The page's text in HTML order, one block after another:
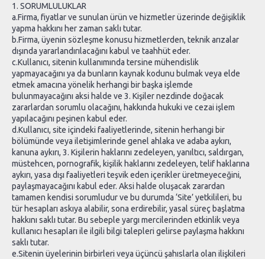
1. SORUMLULUKLAR
a.Firma, fiyatlar ve sunulan ürün ve hizmetler üzerinde değişiklik
yapma hakkını her zaman saklı tutar.
b.Firma, üyenin sözleşme konusu hizmetlerden, teknik arızalar
dışında yararlandırılacağını kabul ve taahhüt eder.
c.Kullanıcı, sitenin kullanımında tersine mühendislik
yapmayacağını ya da bunların kaynak kodunu bulmak veya elde
etmek amacına yönelik herhangi bir başka işlemde
bulunmayacağını aksi halde ve 3. Kişiler nezdinde doğacak
zararlardan sorumlu olacağını, hakkında hukuki ve cezai işlem
yapılacağını peşinen kabul eder.
d.Kullanıcı, site içindeki faaliyetlerinde, sitenin herhangi bir
bölümünde veya iletişimlerinde genel ahlaka ve adaba aykırı,
kanuna aykırı, 3. Kişilerin haklarını zedeleyen, yanıltıcı, saldırgan,
müstehcen, pornografik, kişilik haklarını zedeleyen, telif haklarına
aykırı, yasa dışı faaliyetleri teşvik eden içerikler üretmeyeceğini,
paylaşmayacağını kabul eder. Aksi halde oluşacak zarardan
tamamen kendisi sorumludur ve bu durumda ‘Site’ yetkilileri, bu
tür hesapları askıya alabilir, sona erdirebilir, yasal süreç başlatma
hakkını saklı tutar. Bu sebeple yargı mercilerinden etkinlik veya
kullanıcı hesapları ile ilgili bilgi talepleri gelirse paylaşma hakkını
saklı tutar.
e.Sitenin üyelerinin birbirleri veya üçüncü şahıslarla olan ilişkileri